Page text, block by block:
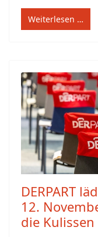
Weiterlesen …
DERPART
12.
die Kulissen